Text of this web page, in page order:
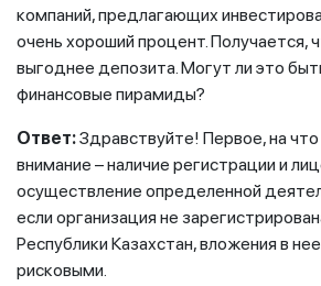
компаний, предлагающих
очень хороший процент. Получается,
выгоднее депозита. Могут ли это
финансовые пирамиды?
Ответ:Здравствуйте! Первое, на
внимание – наличие регистрации и
осуществление определенной
если организация не
Республики Казахстан, вложения в
рисковыми.